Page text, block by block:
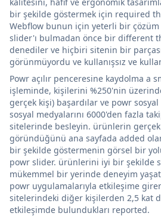
bir şekilde göstermek için required
Webflow bunun için yeterli bir çözüm
slider'ı bulmadan önce bir different
denediler ve hiçbiri sitenin bir
görünmüyordu ve kullanışsız ve
Powr açılır penceresine kaydolma a
işleminde, kişilerini %250'nin
gerçek kişi) başardılar ve powr
sosyal medyalarını 6000'den fazla
sitelerinde besleyin. ürünlerin gerçek
göründüğünü ana sayfada added
bir şekilde göstermenin görsel bir
powr slider. ürünlerini iyi bir şekilde
mükemmel bir yerinde deneyim
powr uygulamalarıyla etkileşime
sitelerindeki diğer kişilerden 2,5 kat
etkileşimde bulundukları reported.